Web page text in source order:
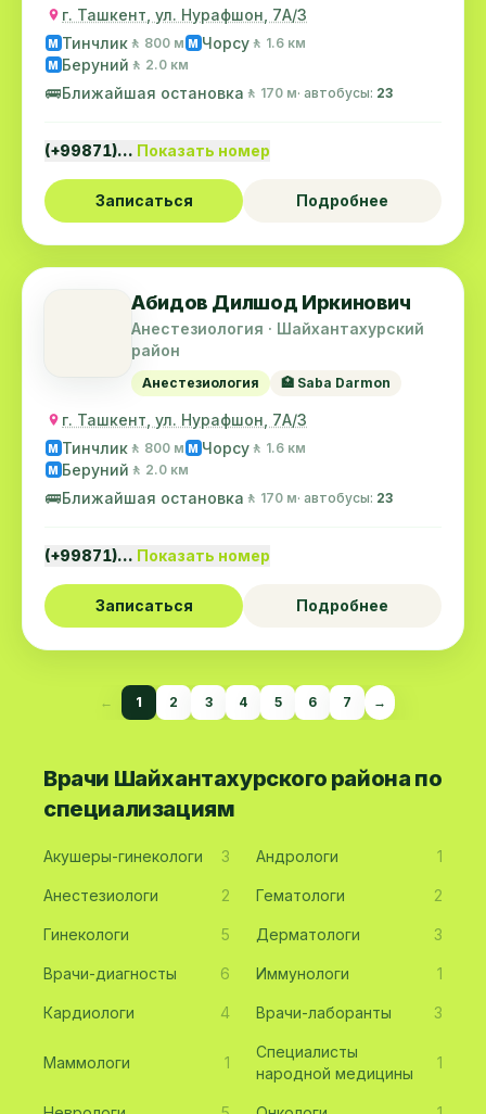
г. Ташкент, ул. Нурафшон, 7А/3
M Тинчлик 🚶 800 м M Чорсу 🚶 1.6 км
M Беруний 🚶 2.0 км
🚌Ближайшая остановка 🚶 170 м· автобусы: 23
(+99871)… Показать номер
Записаться Подробнее
Абидов Дилшод Иркинович
Анестезиология · Шайхантахурский
район
Анестезиология 🏥 Saba Darmon
г. Ташкент, ул. Нурафшон, 7А/3
M Тинчлик 🚶 800 м M Чорсу 🚶 1.6 км
M Беруний 🚶 2.0 км
🚌Ближайшая остановка 🚶 170 м· автобусы: 23
(+99871)… Показать номер
Записаться Подробнее
← 1 2 3 4 5 6 7 →
Врачи Шайхантахурского района по
специализациям
Акушеры-гинекологи 3 Андрологи 1
Анестезиологи 2 Гематологи 2
Гинекологи 5 Дерматологи 3
Врачи-диагносты 6 Иммунологи 1
Кардиологи 4 Врачи-лаборанты 3
Маммологи 1
Специалисты
народной медицины
1